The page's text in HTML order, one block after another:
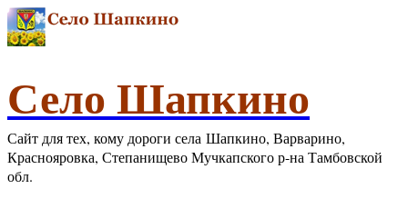
Село Шапкино
Сайт для тех, кому дороги села Шапкино, Варварино,
Краснояровка, Степанищево Мучкапского р-на Тамбовской
обл.